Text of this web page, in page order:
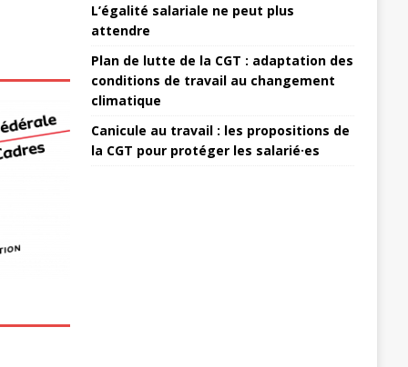
L’égalité salariale ne peut plus
attendre
Plan de lutte de la CGT : adaptation des
conditions de travail au changement
climatique
Canicule au travail : les propositions de
la CGT pour protéger les salarié·es